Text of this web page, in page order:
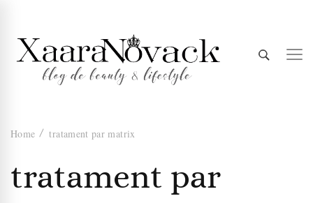
Xaara
Home tratament par matrix
tratament par